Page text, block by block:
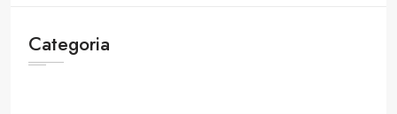
Categoria